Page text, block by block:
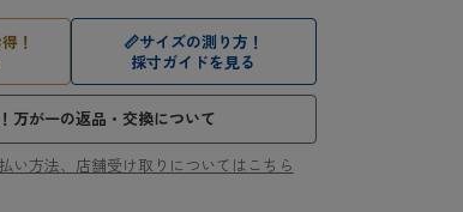
！
📏サイズの測り方！
採寸ガイドを見る
万が一の返品・交換について
い方法、店舗受け取りについてはこちら